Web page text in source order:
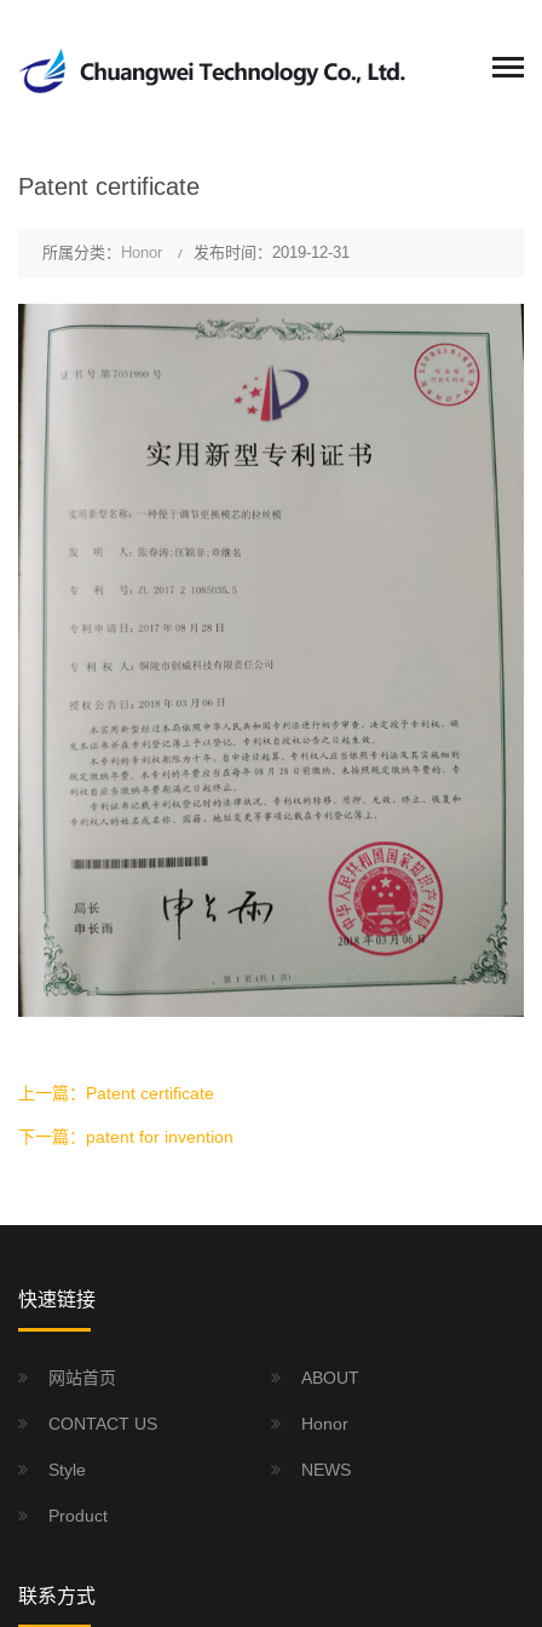
Patent certificate
所属分类： Honor 发布时间：2019-12-31
上一篇：Patent certificate
下一篇：patent for invention
快速链接
网站首页 ABOUT
CONTACT US Honor
Style NEWS
Product
联系方式